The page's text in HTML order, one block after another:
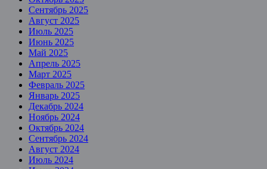
Сентябрь 2025
Август 2025
Июль 2025
Июнь 2025
Май 2025
Апрель 2025
Март 2025
Февраль 2025
Январь 2025
Декабрь 2024
Ноябрь 2024
Октябрь 2024
Сентябрь 2024
Август 2024
Июль 2024